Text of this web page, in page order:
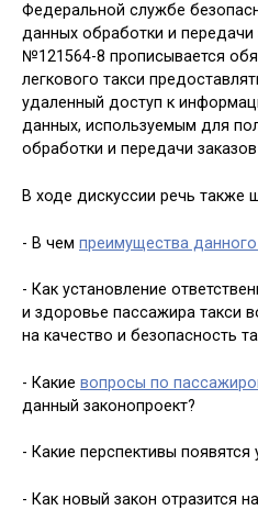
Федеральной службе
данных обработки и передачи
№121564-8 прописывается
легкового такси
удаленный доступ к
данных, используемым для
обработки и передачи заказов
В ходе дискуссии речь также
- В чем преимущества
- Как установление
и здоровье пассажира такси
на качество и безопасность
- Какие вопросы по
данный законопроект?
- Какие перспективы
- Как новый закон отразится